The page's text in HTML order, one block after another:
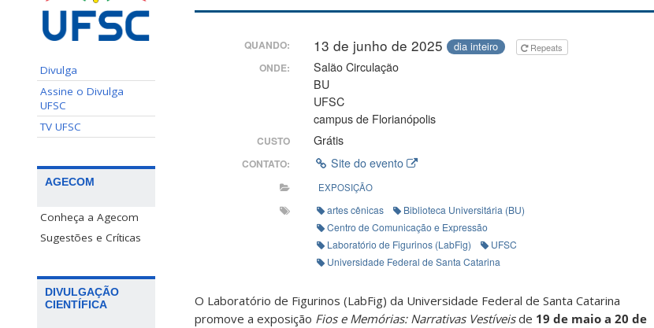
Divulga
Assine o Divulga
UFSC
TV UFSC
AGECOM
Conheça a Agecom
Sugestões e Críticas
DIVULGAÇÃO
CIENTÍFICA
QUANDO: 13 de junho de 2025 dia inteiro Repeats
ONDE:
Salão Circulação
BU
UFSC
campus de Florianópolis
CUSTO Grátis
CONTATO: Site do evento
EXPOSIÇÃO
artes cênicas
Biblioteca Universitária (BU)
Centro de Comunicação e Expressão
Laboratório de Figurinos (LabFig)
UFSC
Universidade Federal de Santa Catarina
O Laboratório de Figurinos (LabFig) da Universidade Federal de Santa Catarina
promove a exposição Fios e Memórias: Narrativas Vestíveisde 19 de maio a 20 de